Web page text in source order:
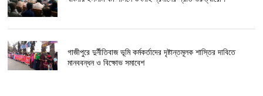
গাজীপুরে দুর্নীতিবাজ ভূমি কর্মকর্তাদের দৃষ্টান্তমূলক শাস্তির দাবিতে
মানববন্ধন ও বিক্ষোভ সমাবেশ